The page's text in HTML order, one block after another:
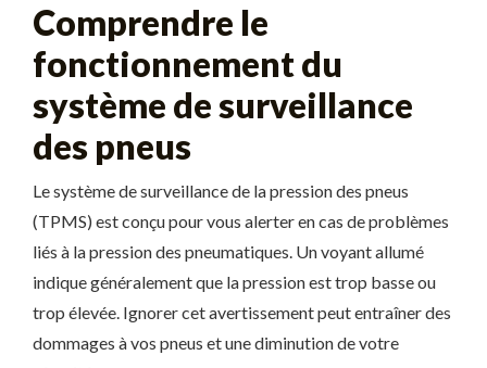
Comprendre le
fonctionnement du
système de surveillance
des pneus
Le système de surveillance de la pression des pneus
(TPMS) est conçu pour vous alerter en cas de problèmes
liés à la pression des pneumatiques. Un voyant allumé
indique généralement que la pression est trop basse ou
trop élevée. Ignorer cet avertissement peut entraîner des
dommages à vos pneus et une diminution de votre